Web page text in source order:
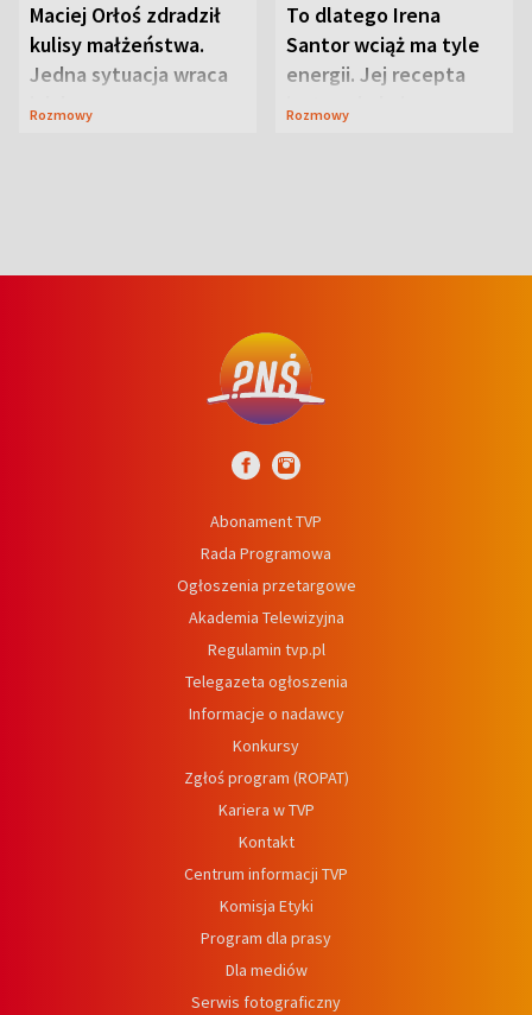
Maciej Orłoś zdradził
kulisy małżeństwa.
Jedna sytuacja wraca
jak bumerang
Rozmowy
To dlatego Irena
Santor wciąż ma tyle
energii. Jej recepta
jest zaskakująco
Rozmowy
Abonament TVP
Rada Programowa
Ogłoszenia przetargowe
Akademia Telewizyjna
Regulamin tvp.pl
Telegazeta ogłoszenia
Informacje o nadawcy
Konkursy
Zgłoś program (ROPAT)
Kariera w TVP
Kontakt
Centrum informacji TVP
Komisja Etyki
Program dla prasy
Dla mediów
Serwis fotograficzny